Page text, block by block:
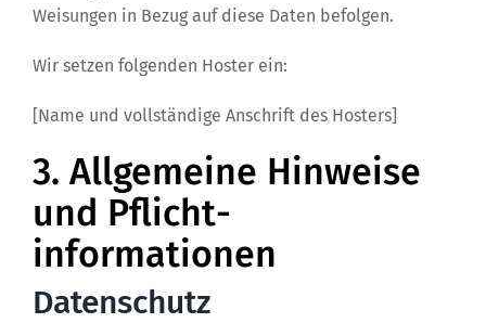
Weisungen in Bezug auf diese Daten befolgen.
Wir setzen folgenden Hoster ein:
[Name und vollständige Anschrift des Hosters]
3. Allgemeine Hinweise
und Pflicht­
informationen
Datenschutz